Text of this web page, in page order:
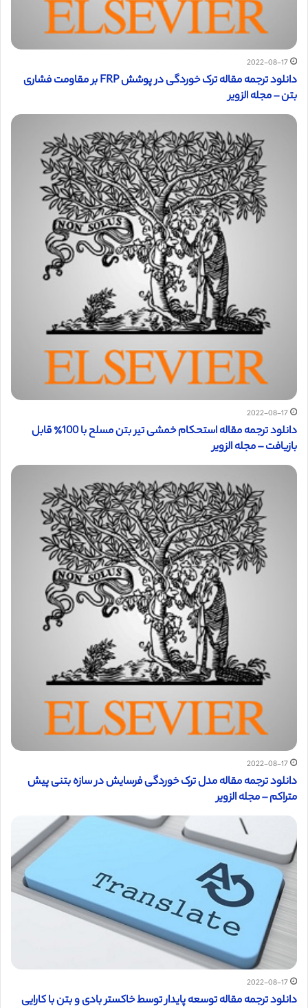
2022-08-17
دانلود ترجمه مقاله ترک خوردگی در پوشش FRP بر مقاومت فشاری
بتن – مجله الزویر
2022-08-17
دانلود ترجمه مقاله استحکام خمشی تیر بتن مسلح با 100٪ قابل
بازیافت – مجله الزویر
2022-08-17
دانلود ترجمه مقاله مدل ترک خوردگی فرسایش در سازه بتنی پیش
متراکم – مجله الزویر
2022-08-17
دانلود ترجمه مقاله توسعه پایدار توسط خاکستر بادی و بتن با کارایی